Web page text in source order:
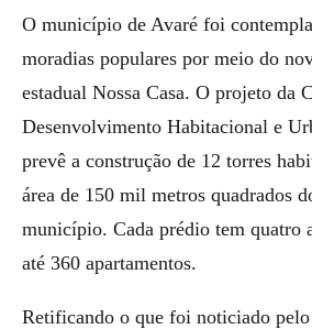
O município de Avaré foi
moradias populares por meio do
estadual Nossa Casa. O projeto da
Desenvolvimento Habitacional e
prevê a construção de 12 torres
área de 150 mil metros quadrados
município. Cada prédio tem quatro
até 360 apartamentos.
Retificando o que foi noticiado